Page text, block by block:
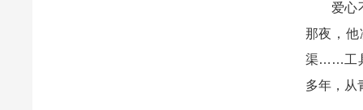
爱心不
那夜，他
渠……工
多年，从